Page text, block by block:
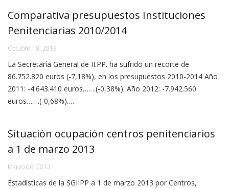
Comparativa presupuestos Instituciones
Penitenciarias 2010/2014
Octubre 18, 2013
La Secretaría General de II.PP. ha sufrido un recorte de
86.752.820 euros (-7,18%), en los presupuestos 2010-2014 Año
2011: -4.643.410 euros…….(-0,38%). Año 2012: -7.942.560
euros…….(-0,68%).…
Situación ocupación centros penitenciarios
a 1 de marzo 2013
Marzo 06, 2013
Estadísticas de la SGIIPP a 1 de marzo 2013 por Centros,